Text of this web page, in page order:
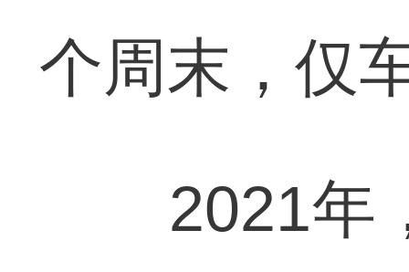
个周末，仅
2021年，